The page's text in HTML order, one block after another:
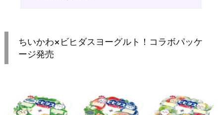
ちいかわ×ビヒダスヨーグルト！コラボパッケ
ージ発売